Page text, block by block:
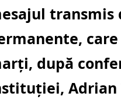
după
Adrian